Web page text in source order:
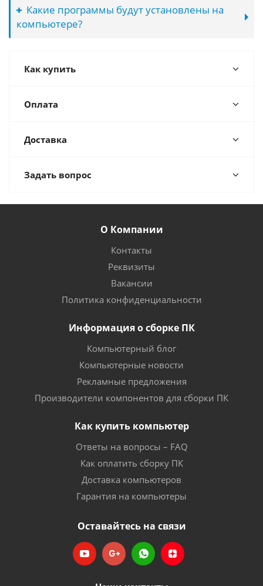
Какие программы будут установлены на
компьютере?
Как купить
Оплата
Доставка
Задать вопрос
О Компании
Контакты
Реквизиты
Вакансии
Политика конфиденциальности
Информация о сборке ПК
Компьютерный блог
Компьютерные новости
Рекламные предложения
Производители компонентов для сборки ПК
Как купить компьютер
Ответы на вопросы – FAQ
Как оплатить сборку ПК
Доставка компьютеров
Гарантия на компьютеры
Оставайтесь на связи